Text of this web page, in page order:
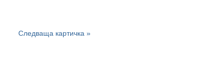
Следваща картичка »